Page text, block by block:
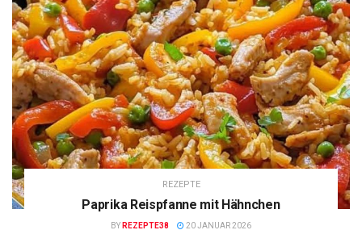
REZEPTE
Paprika Reispfanne mit Hähnchen
BY REZEPTE38 20 JANUAR 2026